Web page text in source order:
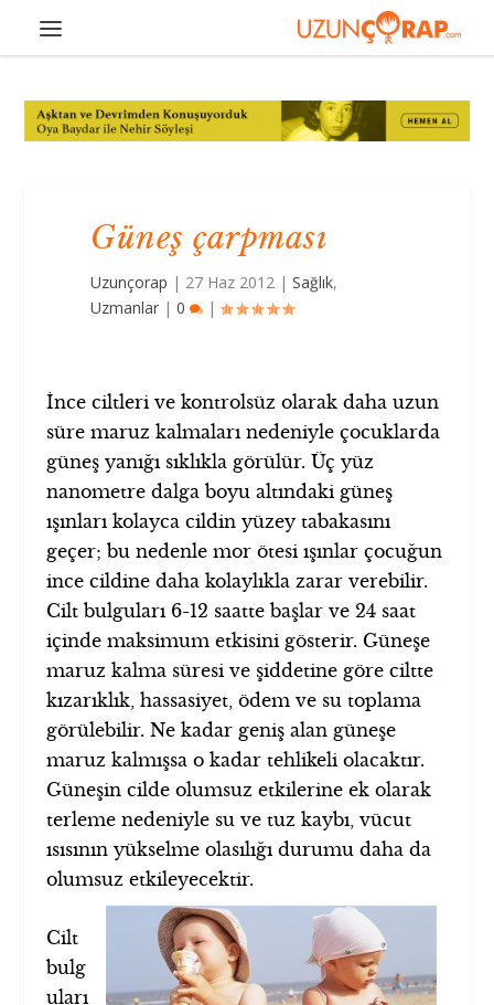
Güneş çarpması
Uzunçorap | 27 Haz 2012 |Sağlık,
Uzmanlar |0 |
İnce ciltleri ve kontrolsüz olarak daha uzun
süre maruz kalmaları nedeniyle çocuklarda
güneş yanığı sıklıkla görülür. Üç yüz
nanometre dalga boyu altındaki güneş
ışınları kolayca cildin yüzey tabakasını
geçer; bu nedenle mor ötesi ışınlar çocuğun
ince cildine daha kolaylıkla zarar verebilir.
Cilt bulguları 6-12 saatte başlar ve 24 saat
içinde maksimum etkisini gösterir. Güneşe
maruz kalma süresi ve şiddetine göre ciltte
kızarıklık, hassasiyet, ödem ve su toplama
görülebilir. Ne kadar geniş alan güneşe
maruz kalmışsa o kadar tehlikeli olacaktır.
Güneşin cilde olumsuz etkilerine ek olarak
terleme nedeniyle su ve tuz kaybı, vücut
ısısının yükselme olasılığı durumu daha da
olumsuz etkileyecektir.
Cilt
bulg
uları